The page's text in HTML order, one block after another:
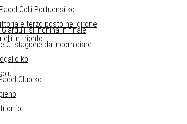
si inchina in finale
Colli Portuensi ko
C: stagione da incorniciare
Club ko
e terzo posto nel girone
ko
in trionfo